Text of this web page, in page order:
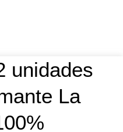
unidades
La